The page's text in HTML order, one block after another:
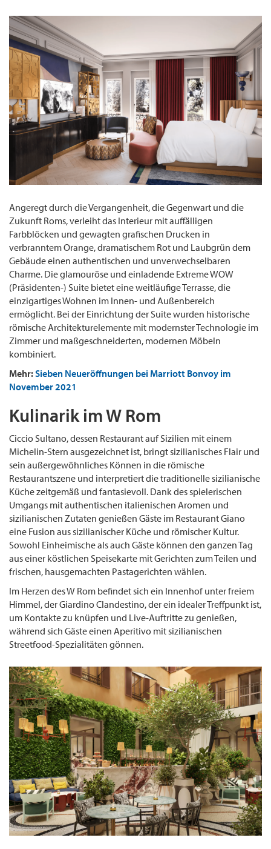
Angeregt durch die Vergangenheit, die Gegenwart und die
Zukunft Roms, verleiht das Interieur mit auffälligen
Farbblöcken und gewagten grafischen Drucken in
verbranntem Orange, dramatischem Rot und Laubgrün dem
Gebäude einen authentischen und unverwechselbaren
Charme. Die glamouröse und einladende Extreme WOW
(Präsidenten-) Suite bietet eine weitläufige Terrasse, die
einzigartiges Wohnen im Innen- und Außenbereich
ermöglicht. Bei der Einrichtung der Suite wurden historische
römische Architekturelemente mit modernster Technologie im
Zimmer und maßgeschneiderten, modernen Möbeln
kombiniert.
Mehr:Sieben Neueröffnungen bei Marriott Bonvoy im
November 2021
Kulinarik im W Rom
Ciccio Sultano, dessen Restaurant auf Sizilien mit einem
Michelin-Stern ausgezeichnet ist, bringt sizilianisches Flair und
sein außergewöhnliches Können in die römische
Restaurantszene und interpretiert die traditionelle sizilianische
Küche zeitgemäß und fantasievoll. Dank des spielerischen
Umgangs mit authentischen italienischen Aromen und
sizilianischen Zutaten genießen Gäste im Restaurant Giano
eine Fusion aus sizilianischer Küche und römischer Kultur.
Sowohl Einheimische als auch Gäste können den ganzen Tag
aus einer köstlichen Speisekarte mit Gerichten zum Teilen und
frischen, hausgemachten Pastagerichten wählen.
Im Herzen des W Rom befindet sich ein Innenhof unter freiem
Himmel, der Giardino Clandestino, der ein idealer Treffpunkt ist,
um Kontakte zu knüpfen und Live-Auftritte zu genießen,
während sich Gäste einen Aperitivo mit sizilianischen
Streetfood-Spezialitäten gönnen.